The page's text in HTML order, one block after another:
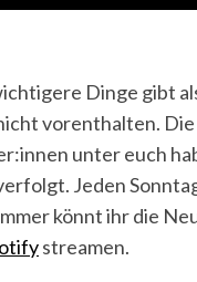
Dinge gibt
vorenthalten.
unter euch
Jeden
könnt ihr die
streamen.